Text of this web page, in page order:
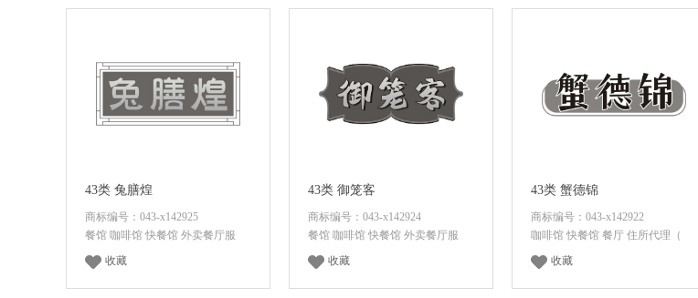
43类 兔膳煌
商标编号：043-x142925
餐馆 咖啡馆 快餐馆 外卖餐厅服
收藏
43类 御笼客
商标编号：043-x142924
餐馆 咖啡馆 快餐馆 外卖餐厅服
收藏
43类 蟹德锦
商标编号：043-x142922
咖啡馆 快餐馆 餐厅 住所代理（
收藏